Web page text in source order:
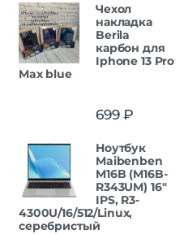
Чехол
накладка
Berila
карбон для
Iphone 13 Pro
Max blue
699₽
Ноутбук
Maibenben
M16B (M16B-
R343UM) 16"
IPS, R3-
4300U/16/512/Linux,
серебристый